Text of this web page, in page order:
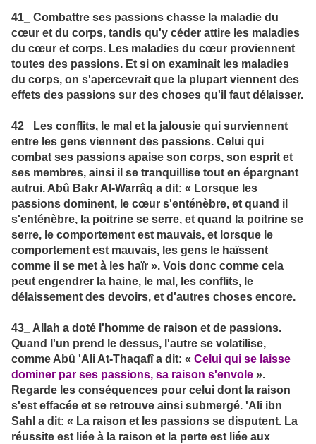
41_ Combattre ses passions chasse la maladie du
cœur et du corps, tandis qu'y céder attire les maladies
du cœur et corps. Les maladies du cœur proviennent
toutes des passions. Et si on examinait les maladies
du corps, on s'apercevrait que la plupart viennent des
effets des passions sur des choses qu'il faut délaisser.
42_ Les conflits, le mal et la jalousie qui surviennent
entre les gens viennent des passions. Celui qui
combat ses passions apaise son corps, son esprit et
ses membres, ainsi il se tranquillise tout en épargnant
autrui. Abû Bakr Al-Warrâq a dit: « Lorsque les
passions dominent, le cœur s'enténèbre, et quand il
s'enténèbre, la poitrine se serre, et quand la poitrine se
serre, le comportement est mauvais, et lorsque le
comportement est mauvais, les gens le haïssent
comme il se met à les haïr ». Vois donc comme cela
peut engendrer la haine, le mal, les conflits, le
délaissement des devoirs, et d'autres choses encore.
43_ Allah a doté l'homme de raison et de passions.
Quand l'un prend le dessus, l'autre se volatilise,
comme Abû 'Ali At-Thaqafî a dit: « Celui qui se laisse
dominer par ses passions, sa raison s'envole ».
Regarde les conséquences pour celui dont la raison
s'est effacée et se retrouve ainsi submergé. 'Ali ibn
Sahl a dit: « La raison et les passions se disputent. La
réussite est liée à la raison et la perte est liée aux